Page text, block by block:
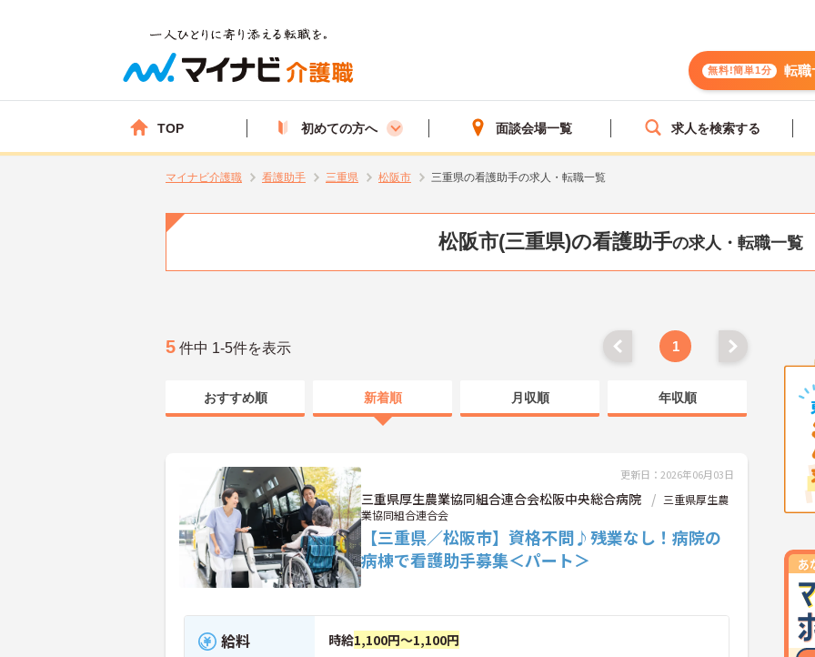
無料!簡単1分 転職
TOP 初めての方へ 面談会場一覧 求人を検索する
マイナビ介護職 看護助手 三重県 松阪市 三重県の看護助手の求人・転職一覧
松阪市(三重県)の看護助手の求人・転職一覧
5 件中 1-5件を表示 1
おすすめ順 新着順 月収順 年収順
更新日：2026年06月03日
三重県厚生農業協同組合連合会松阪中央総合病院
三重県厚生農
業協同組合連合会
【三重県／松阪市】資格不問♪残業なし！病院の
病棟で看護助手募集＜パート＞
給料 時給1,100円～1,100円